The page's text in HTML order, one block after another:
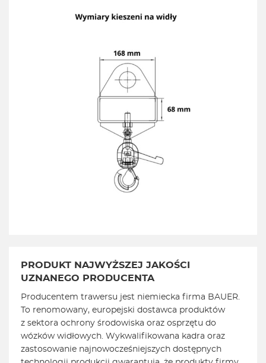
PRODUKT NAJWYŻSZEJ JAKOŚCI
UZNANEGO PRODUCENTA
Producentem trawersu jest niemiecka firma BAUER.
To renomowany, europejski dostawca produktów
z sektora ochrony środowiska oraz osprzętu do
wózków widłowych. Wykwalifikowana kadra oraz
zastosowanie najnowocześniejszych dostępnych